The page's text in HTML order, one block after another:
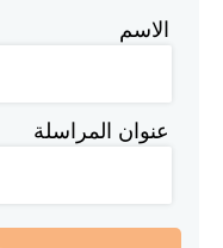
الاسم
عنوان المراسلة